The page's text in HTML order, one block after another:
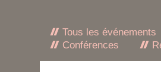
Tous les événements
Conférences